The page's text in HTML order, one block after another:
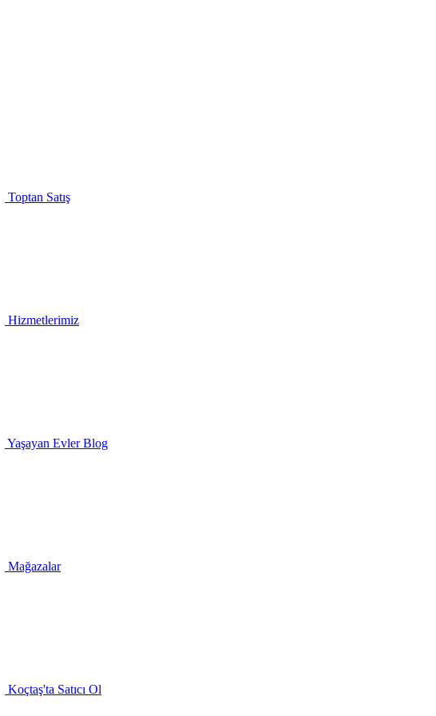
Toptan Satış
Hizmetlerimiz
Yaşayan Evler Blog
Mağazalar
Koçtaş'ta Satıcı Ol